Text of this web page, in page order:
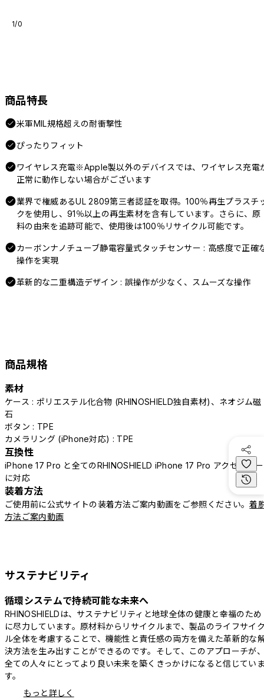
1/0
商品特長
米軍MIL規格超えの耐衝撃性
ぴったりフィット
ワイヤレス充電※Apple製以外のデバイスでは、ワイヤレス充電
正常に動作しない場合がございます
業界で権威あるUL 2809第三者認証を取得。100％再生プラスチ
クを使用し、91％以上の再生素材を含有しています。さらに、原
料の由来を追跡可能で、使用後は100％リサイクル可能です。
カーボンナノチューブ静電容量式タッチセンサー : 高感度で正確
操作を実現
革新的な二重構造デザイン : 誤操作が少なく、スムーズな操作
商品規格
素材
ケース : ポリエステル化合物 (RHINOSHIELD独自素材)、ネオジム磁
石
ボタン : TPE
カメラリング (iPhone対応) : TPE
互換性
iPhone 17 Pro と全てのRHINOSHIELD iPhone 17 Pro アクセサリー
に対応
装着方法
ご使用前に公式サイトの装着方法ご案内動画をご参照ください。着
方法ご案内動画
サステナビリティ
循環システムで持続可能な未来へ
RHINOSHIELDは、サステナビリティと地球全体の健康と幸福のため
に尽力しています。原材料からリサイクルまで、製品のライフサイ
ル全体を考慮することで、機能性と責任感の両方を備えた革新的な
決方法を生み出すことができるのです。そして、このアプローチが
全ての人々にとってより良い未来を築くきっかけになると信じてい
す。
もっと詳しく